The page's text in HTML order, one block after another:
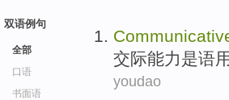
双语例句
全部
口语
书面语
交际能力是语
youdao